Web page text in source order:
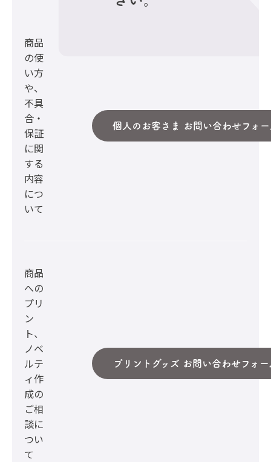
商品
の使
い方
や、
不具
合・
保証
に関
する
内容
につ
いて
個人のお客さま お問い合わせフォー
商品
への
プリ
ン
ト、
ノベ
ルテ
ィ作
成の
ご相
談に
つい
て
プリントグッズ お問い合わせフォー